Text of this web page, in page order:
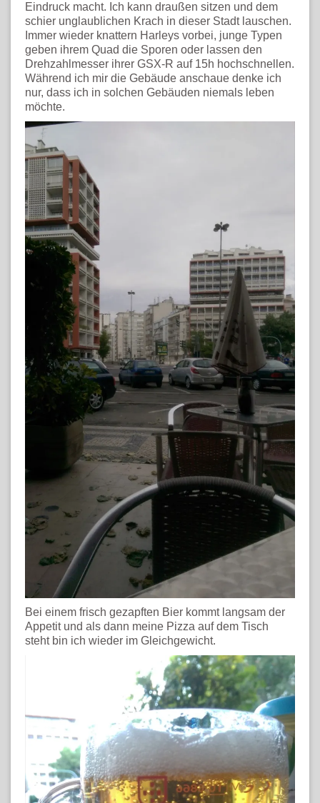
Eindruck macht. Ich kann draußen sitzen und dem
schier unglaublichen Krach in dieser Stadt lauschen.
Immer wieder knattern Harleys vorbei, junge Typen
geben ihrem Quad die Sporen oder lassen den
Drehzahlmesser ihrer GSX-R auf 15h hochschnellen.
Während ich mir die Gebäude anschaue denke ich
nur, dass ich in solchen Gebäuden niemals leben
möchte.
Bei einem frisch gezapften Bier kommt langsam der
Appetit und als dann meine Pizza auf dem Tisch
steht bin ich wieder im Gleichgewicht.